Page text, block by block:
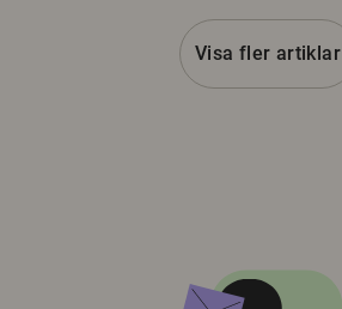
Visa fler artiklar